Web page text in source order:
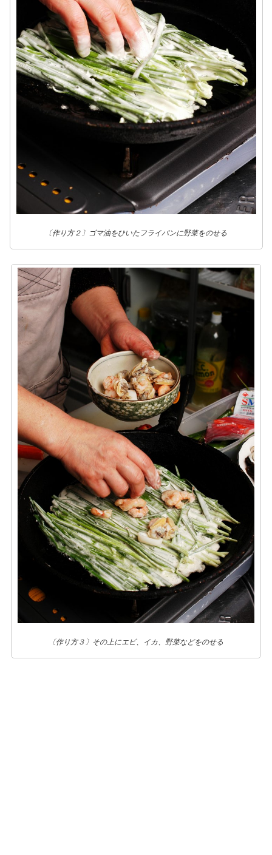
〔作り方２〕ゴマ油をひいたフライパンに野菜をのせる
〔作り方３〕その上にエビ、イカ、野菜などをのせる